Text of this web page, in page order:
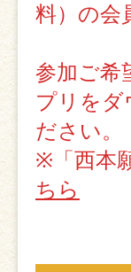
料）の会
参加ご希
プリをダ
ださい。
※「西本
ちら